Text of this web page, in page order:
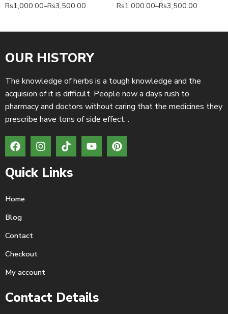
Rs1,000.00–Rs3,500.00
Rs1,000.00–Rs3,500.00
OUR HISTORY
The knowledge of herbs is a tough knowledge and the
acquision of it is difficult. People now a days rush to
pharmacy and doctors without caring that the medicines they
prescribe have tons of side effect. .
Quick Links
Home
Blog
Contact
Checkout
My account
Contact Details